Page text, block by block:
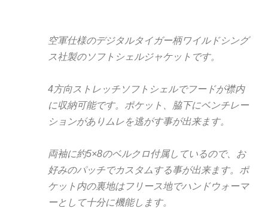
空軍仕様のデジタルタイガー柄ワイルドシング
ス社製のソフトシェルジャケットです。
4方向ストレッチソフトシェルでフードが襟内
に収納可能です。ポケット、脇下にベンチレー
ションがありムレを逃がす事が出来ます。
両袖に約5×8のベルクロ付属しているので、お
好みのパッチでカスタムする事が出来ます。ポ
ケット内の裏地はフリース地でハンドウォーマ
ーとして十分に機能します。